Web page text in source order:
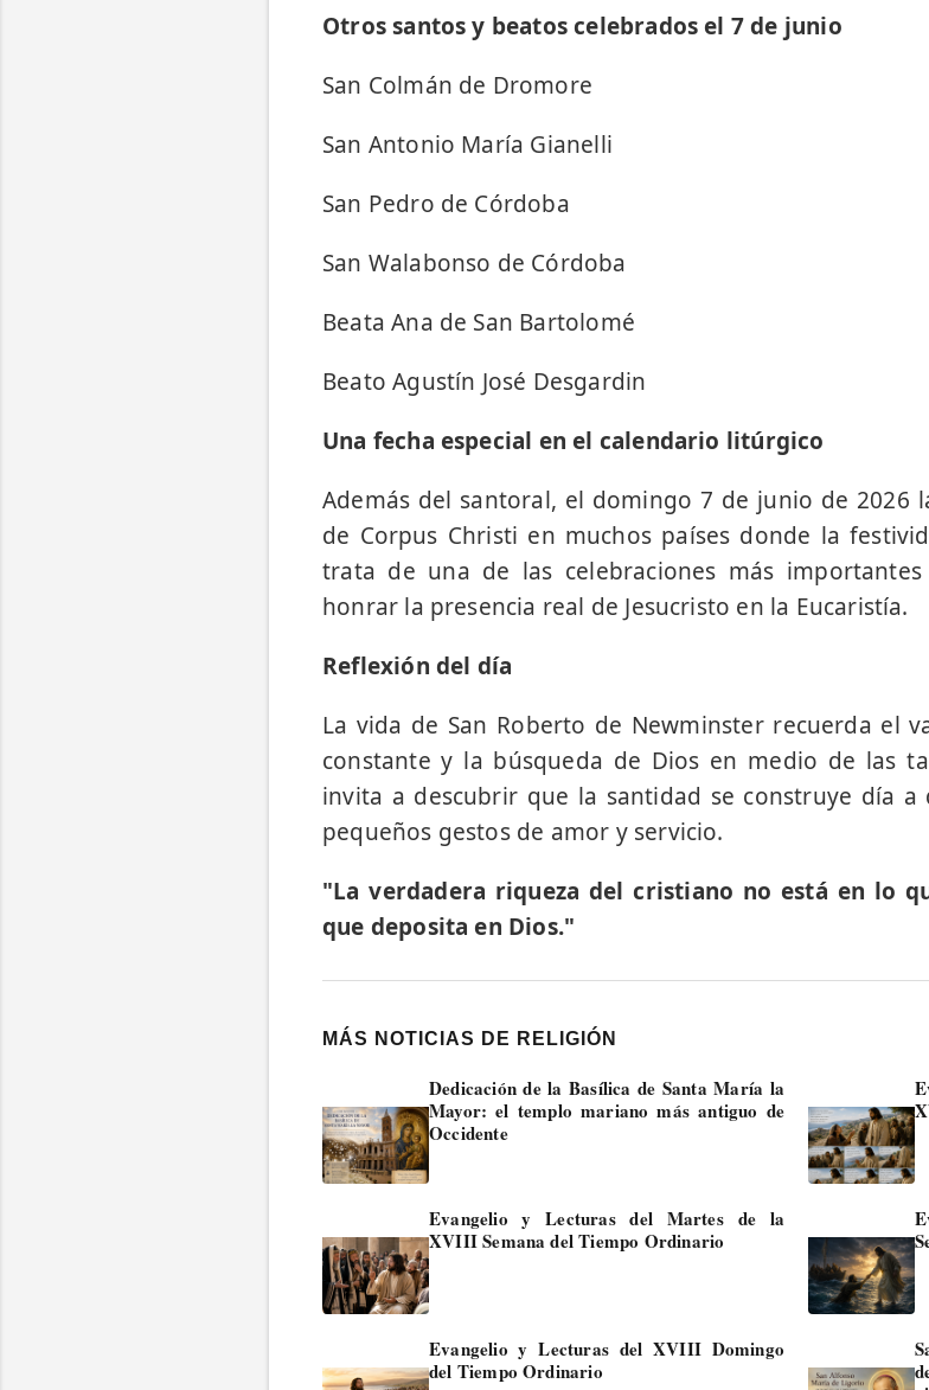
Otros santos y beatos celebrados el 7 de junio
San Colmán de Dromore
San Antonio María Gianelli
San Pedro de Córdoba
San Walabonso de Córdoba
Beata Ana de San Bartolomé
Beato Agustín José Desgardin
Una fecha especial en el calendario litúrgico
Además del santoral, el domingo 7 de junio de 2026
de Corpus Christi en muchos países donde la
trata de una de las celebraciones más
honrar la presencia real de Jesucristo en la Eucaristía.
Reflexión del día
La vida de San Roberto de Newminster recuerda el
constante y la búsqueda de Dios en medio de las
invita a descubrir que la santidad se construye día
pequeños gestos de amor y servicio.
"La verdadera riqueza del cristiano no está en lo
que deposita en Dios."
MÁS NOTICIAS DE RELIGIÓN
Dedicación de la Basílica de Santa María la
Mayor: el templo mariano más antiguo de
Occidente
Evangelio y Lecturas del Martes de la
XVIII Semana del Tiempo Ordinario
Evangelio y Lecturas del XVIII Domingo
del Tiempo Ordinario